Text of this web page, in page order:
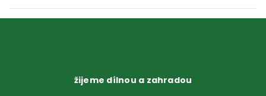
žijeme dílnou a zahradou